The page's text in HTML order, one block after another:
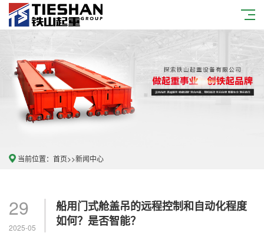
当前位置： 首页>>新闻中心
29
2025-05
船用门式舱盖吊的远程控制和自动化程度
如何？是否智能？